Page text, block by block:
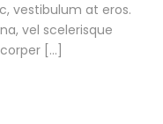
vestibulum at eros.
vel scelerisque
[…]